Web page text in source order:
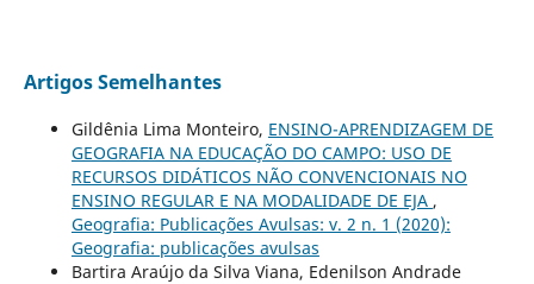
Artigos Semelhantes
Gildênia Lima Monteiro, ENSINO-APRENDIZAGEM DE
GEOGRAFIA NA EDUCAÇÃO DO CAMPO: USO DE
RECURSOS DIDÁTICOS NÃO CONVENCIONAIS NO
ENSINO REGULAR E NA MODALIDADE DE EJA ,
Geografia: Publicações Avulsas: v. 2 n. 1 (2020):
Geografia: publicações avulsas
Bartira Araújo da Silva Viana, Edenilson Andrade